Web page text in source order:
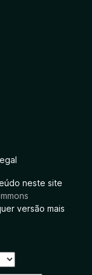
neste site
versão mais